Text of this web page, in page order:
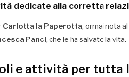
dedicate alla corretta
Carlotta la Paperotta, ormai nota
Panci, che le ha salvato la vita.
e attività per tutta